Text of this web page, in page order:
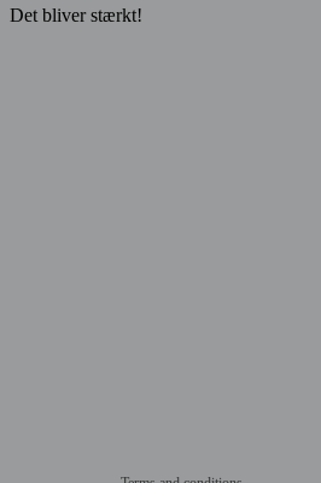
Det bliver stærkt!